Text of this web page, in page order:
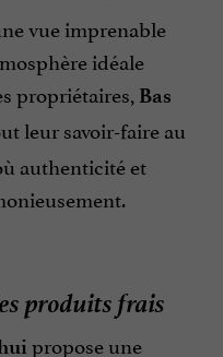
vue imprenable
idéale
propriétaires, Bas
leur savoir-faire au
authenticité et
produits frais
propose une